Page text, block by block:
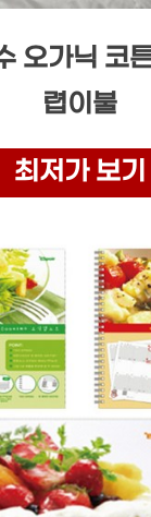
오가닉 코
렵이불
최저가 보기